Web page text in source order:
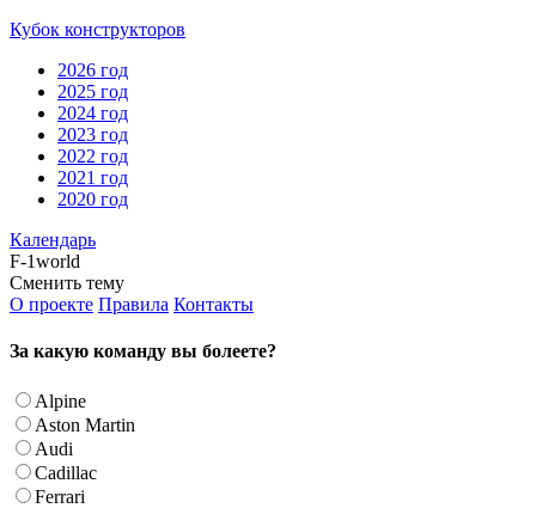
Кубок конструкторов
2026 год
2025 год
2024 год
2023 год
2022 год
2021 год
2020 год
Календарь
F-1world
Сменить тему
О проекте Правила Контакты
За какую команду вы болеете?
Alpine
Aston Martin
Audi
Cadillac
Ferrari